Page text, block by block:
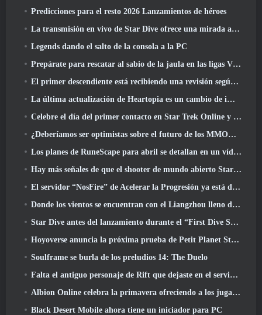
Predicciones para el resto 2026 Lanzamientos de héroes
La transmisión en vivo de Star Dive ofrece una mirada al juego en acción antes del lanzamiento
Legends dando el salto de la consola a la PC
Prepárate para rescatar al sabio de la jaula en las ligas VI de RuneScape de la vieja escuela: Pactos demoniacos
El primer descendiente está recibiendo una revisión según Dev Stream
La última actualización de Heartopia es un cambio de imagen al estilo de Alicia en el país de las maravillas
Celebre el día del primer contacto en Star Trek Online y gane una nueva versión del Nobel Intel Battlecruiser
¿Deberíamos ser optimistas sobre el futuro de los MMORPG??
Los planes de RuneScape para abril se detallan en un vídeo para desarrolladores
Hay más señales de que el shooter de mundo abierto StarCraft podría ser algo real
El servidor “NosFire” de Acelerar la Progresión ya está disponible en NosTale
Donde los vientos se encuentran con el Liangzhou lleno de nieve ahora disponible con el lanzamiento de la versión 1.5
Star Dive antes del lanzamiento durante el “First Dive Show”
Hoyoverse anuncia la próxima prueba de Petit Planet Stardrift
Soulframe se burla de los preludios 14: The Duelo
Falta el antiguo personaje de Rift que dejaste en el servidor muerto? Gamigo tiene una solución para eso
Albion Online celebra la primavera ofreciendo a los jugadores una linda montura de conejito
Black Desert Mobile ahora tiene un iniciador para PC